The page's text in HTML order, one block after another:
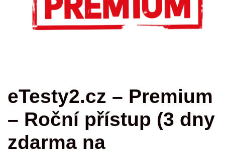
eTesty2.cz – Premium
– Roční přístup (3 dny
zdarma na